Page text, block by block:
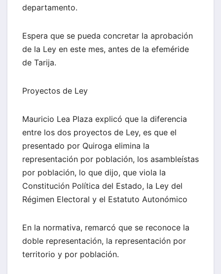
departamento.
Espera que se pueda concretar la aprobación
de la Ley en este mes, antes de la efeméride
de Tarija.
Proyectos de Ley
Mauricio Lea Plaza explicó que la diferencia
entre los dos proyectos de Ley, es que el
presentado por Quiroga elimina la
representación por población, los asambleístas
por población, lo que dijo, que viola la
Constitución Política del Estado, la Ley del
Régimen Electoral y el Estatuto Autonómico
En la normativa, remarcó que se reconoce la
doble representación, la representación por
territorio y por población.